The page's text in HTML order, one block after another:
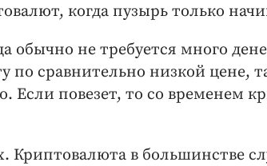
когда пузырь только
обычно не требуется много
по сравнительно низкой цене,
Если повезет, то со временем
Криптовалюта в большинстве